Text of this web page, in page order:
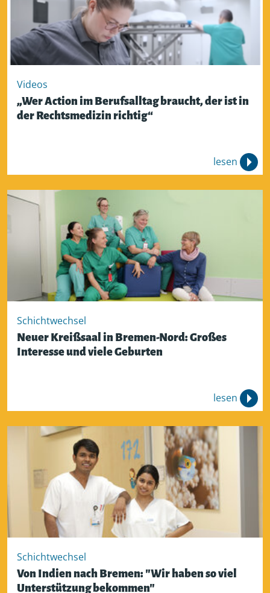
Videos
„Wer Action im Berufsalltag braucht, der ist in
der Rechtsmedizin richtig“
lesen
Schichtwechsel
Neuer Kreißsaal in Bremen-Nord: Großes
Interesse und viele Geburten
lesen
Schichtwechsel
Von Indien nach Bremen: "Wir haben so viel
Unterstützung bekommen"